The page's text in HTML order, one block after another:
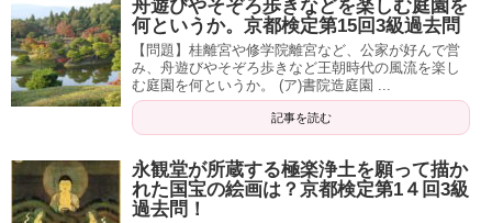
舟遊びやそぞろ歩きなどを楽しむ庭園を
何というか。京都検定第15回3級過去問
【問題】桂離宮や修学院離宮など、公家が好んで営
み、舟遊びやそぞろ歩きなど王朝時代の風流を楽し
む庭園を何というか。 (ア)書院造庭園 ...
記事を読む
永観堂が所蔵する極楽浄土を願って描か
れた国宝の絵画は？京都検定第1４回3級
過去問！